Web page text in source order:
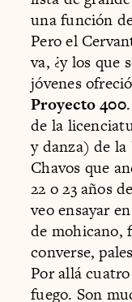
una función
Pero el
va, ¿y los que
jóvenes
Proyecto 400
de la
y danza) de
Chavos que
22 o 23 años
veo ensayar
de mohicano,
converse,
Por allá
fuego. Son